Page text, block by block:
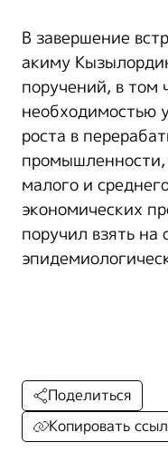
В завершение
акиму
поручений, в том
необходимостью
роста в
малого и
экономических
поручил взять на
Поделиться
Копировать